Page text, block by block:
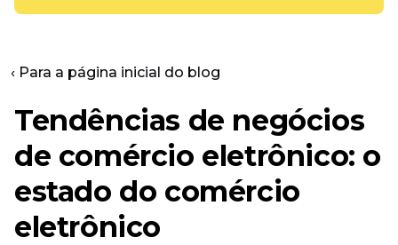
‹ Para a página inicial do blog
Tendências de negócios
de comércio eletrônico: o
estado do comércio
eletrônico